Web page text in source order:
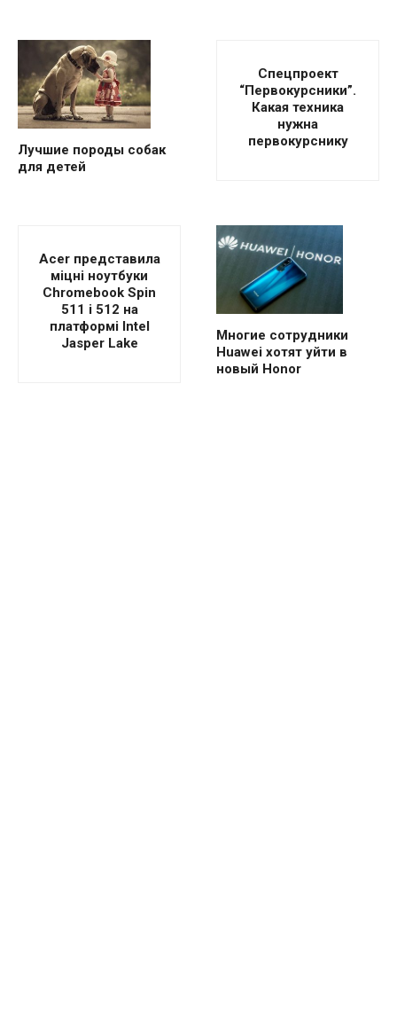
Лучшие породы собак
для детей
Спецпроект
“Первокурсники”.
Какая техника
нужна
первокурснику
Acer представила
міцні ноутбуки
Chromebook Spin
511 і 512 на
платформі Intel
Jasper Lake
Многие сотрудники
Huawei хотят уйти в
новый Honor